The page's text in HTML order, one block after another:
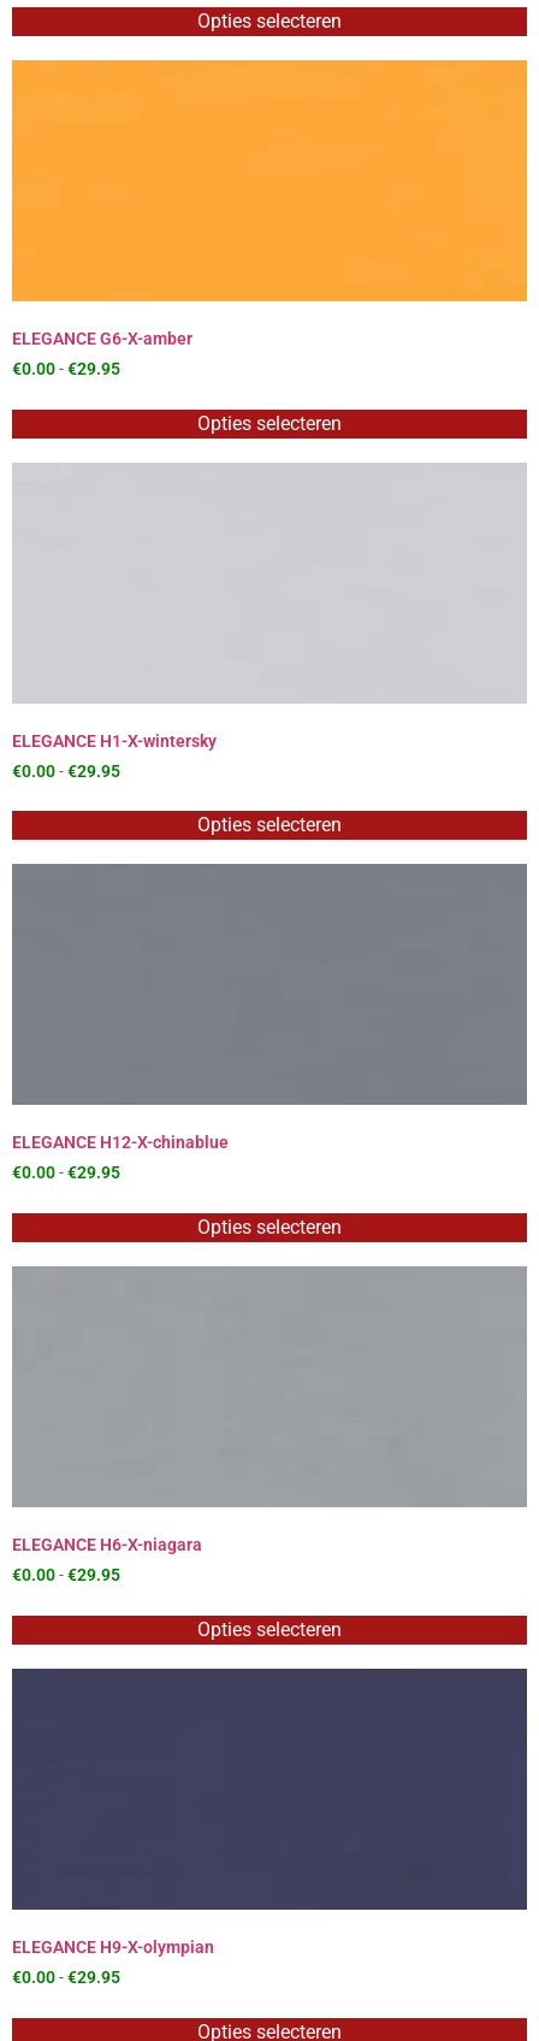
Opties selecteren
ELEGANCE G6-X-amber
€0.00-€29.95
Opties selecteren
ELEGANCE H1-X-wintersky
€0.00-€29.95
Opties selecteren
ELEGANCE H12-X-chinablue
€0.00-€29.95
Opties selecteren
ELEGANCE H6-X-niagara
€0.00-€29.95
Opties selecteren
ELEGANCE H9-X-olympian
€0.00-€29.95
Opties selecteren